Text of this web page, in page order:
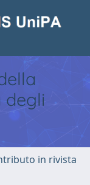
degli
in rivista